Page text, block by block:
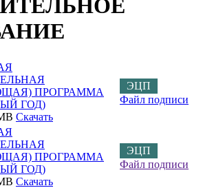
ПРОГРАММА
ГОД)
Скачать
ЭЦП
Файл подписи
ПРОГРАММА
ГОД)
Скачать
ЭЦП
Файл подписи